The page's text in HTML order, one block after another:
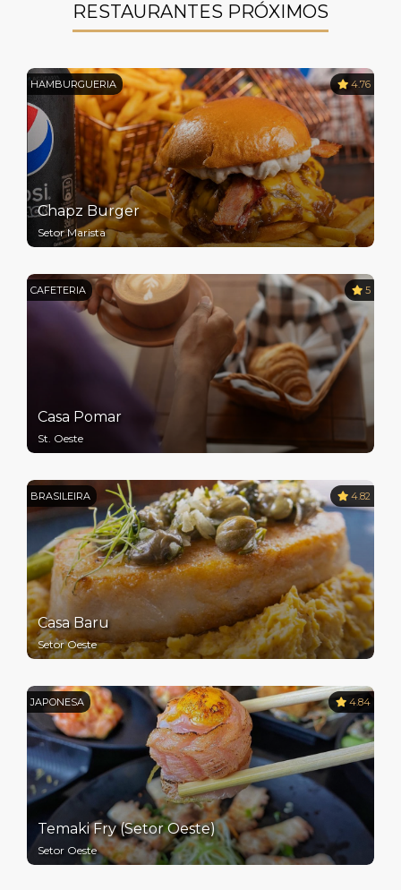
RESTAURANTES PRÓXIMOS
HAMBURGUERIA 4.76
Chapz Burger
Setor Marista
CAFETERIA 5
Casa Pomar
St. Oeste
BRASILEIRA 4.82
Casa Baru
Setor Oeste
JAPONESA 4.84
Temaki Fry (Setor Oeste)
Setor Oeste